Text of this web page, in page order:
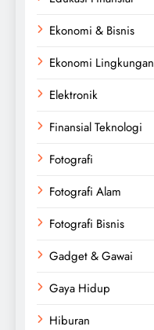
Ekonomi & Bisnis
Ekonomi Lingkungan
Elektronik
Finansial Teknologi
Fotografi
Fotografi Alam
Fotografi Bisnis
Gadget & Gawai
Gaya Hidup
Hiburan